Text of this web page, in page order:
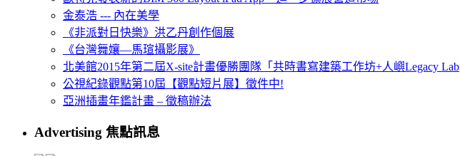
金泰浩 --- 內在美學
《非派對日快樂》洪乙丹創作個展
《台灣舞孃—馬瑄攝影展》
北美館2015年第二屆X-site計畫優勝團隊「共時書寫建築工作坊+人嶼Legacy Lab
公視紀錄觀點第10屆【觀點短片展】徵件中!
亞洲插畫年鑑計畫 – 徵稿辦法
Advertising 焦點訊息